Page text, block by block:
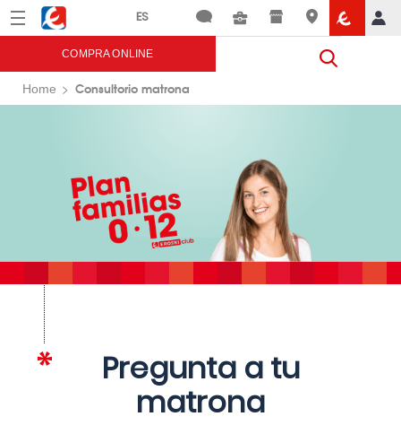
Menú Eroski
COMPRA ONLINE
Home Consultorio matrona
Pregunta a tu
matrona